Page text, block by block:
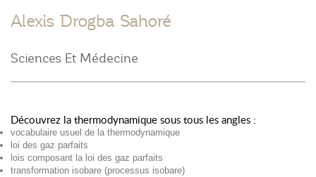
Alexis Drogba Sahoré
Sciences Et Médecine
Découvrez la thermodynamique sous tous les angles :
vocabulaire usuel de la thermodynamique
loi des gaz parfaits
lois composant la loi des gaz parfaits
transformation isobare (processus isobare)